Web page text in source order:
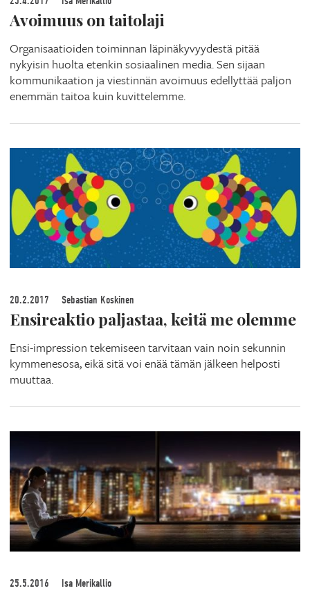
Avoimuus on taitolaji
Organisaatioiden toiminnan läpinäkyvyydestä pitää
nykyisin huolta etenkin sosiaalinen media. Sen sijaan
kommunikaation ja viestinnän avoimuus edellyttää paljon
enemmän taitoa kuin kuvittelemme.
20.2.2017 Sebastian Koskinen
Ensireaktio paljastaa, keitä me olemme
Ensi-impression tekemiseen tarvitaan vain noin sekunnin
kymmenesosa, eikä sitä voi enää tämän jälkeen helposti
muuttaa.
25.5.2016 Isa Merikallio